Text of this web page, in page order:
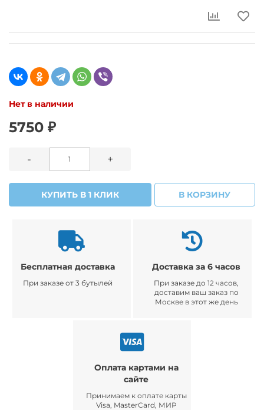
Нет в наличии
5750 ₽
- +
КУПИТЬ В 1 КЛИК В КОРЗИНУ
Бесплатная доставка
При заказе от 3 бутылей
Доставка за 6 часов
При заказе до 12 часов,
доставим ваш заказ по
Москве в этот же день
Оплата картами на
сайте
Принимаем к оплате карты
Visa, MasterCard, МИР